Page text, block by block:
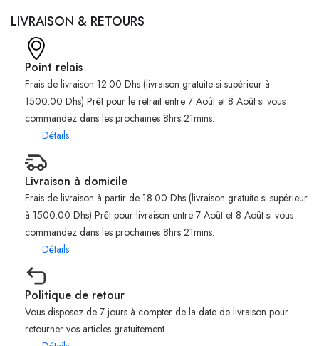
LIVRAISON & RETOURS
Point relais
Frais de livraison 12.00 Dhs (livraison gratuite si supérieur à
1500.00 Dhs) Prêt pour le retrait entre 7 Août et 8 Août si vous
commandez dans les prochaines 8hrs 21mins.
Détails
Livraison à domicile
Frais de livraison à partir de 18.00 Dhs (livraison gratuite si supérieur
à 1500.00 Dhs) Prêt pour livraison entre 7 Août et 8 Août si vous
commandez dans les prochaines 8hrs 21mins.
Détails
Politique de retour
Vous disposez de 7 jours à compter de la date de livraison pour
retourner vos articles gratuitement.